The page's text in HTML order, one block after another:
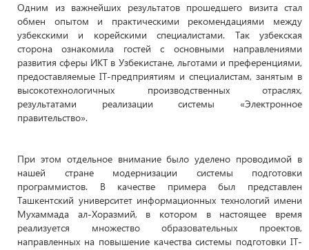
Одним из важнейших результатов прошедшего визита стал
обмен опытом и практическими рекомендациями между
узбекскими и корейскими специалистами. Так узбекская
сторона ознакомила гостей с основными направлениями
развития сферы ИКТ в Узбекистане, льготами и преференциями,
предоставляемые IT-предприятиям и специалистам, занятым в
высокотехнологичных производственных отраслях,
результатами реализации системы «Электронное
правительство».
При этом отдельное внимание было уделено проводимой в
нашей стране модернизации системы подготовки
программистов. В качестве примера был представлен
Ташкентский университет информационных технологий имени
Мухаммада ал-Хоразмий, в котором в настоящее время
реализуется множество образовательных проектов,
направленных на повышение качества системы подготовки IT-